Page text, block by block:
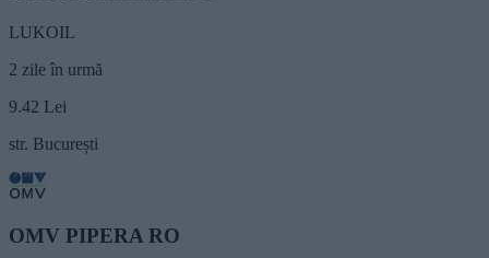
LUKOIL
2 zile în urmă
9.42 Lei
str. București
OMV PIPERA RO